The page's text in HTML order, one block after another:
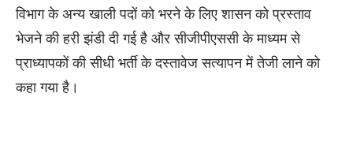
विभाग के अन्य खाली पदों को भरने के लिए शासन को प्रस्ताव
भेजने की हरी झंडी दी गई है और सीजीपीएससी के माध्यम से
प्राध्यापकों की सीधी भर्ती के दस्तावेज सत्यापन में तेजी लाने को
कहा गया है।